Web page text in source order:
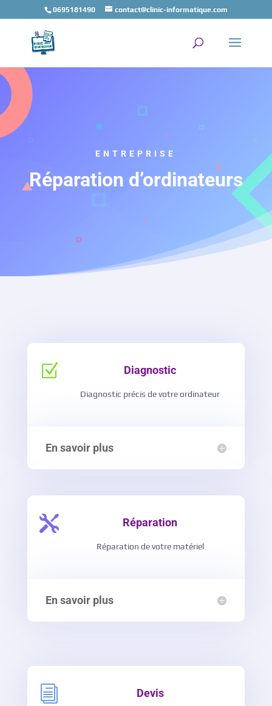
0695181490 contact@clinic-informatique.com
ENTREPRISE
Réparation d’ordinateurs
Z Diagnostic
Diagnostic précis de votre ordinateur
En savoir plus
 Réparation
Réparation de votre matériel
En savoir plus
i Devis